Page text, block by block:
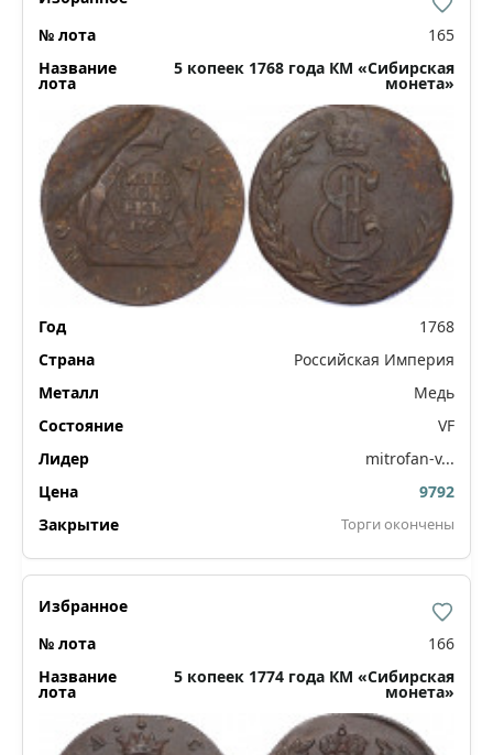
165
5 копеек 1768 года КМ «Сибирская
монета»
1768
Российская Империя
Медь
VF
mitrofan-v...
9792
Торги окончены
166
5 копеек 1774 года КМ «Сибирская
монета»